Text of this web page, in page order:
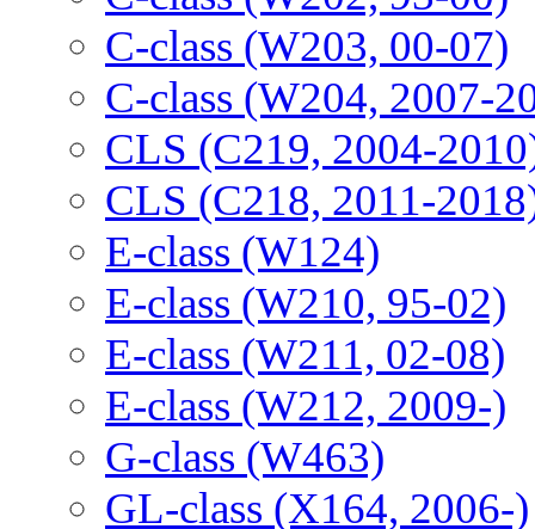
C-class (W203, 00-07)
C-class (W204, 2007-
CLS (C219, 2004-
CLS (C218, 2011-
E-class (W124)
E-class (W210, 95-02)
E-class (W211, 02-08)
E-class (W212, 2009-)
G-class (W463)
GL-class (X164, 2006-)